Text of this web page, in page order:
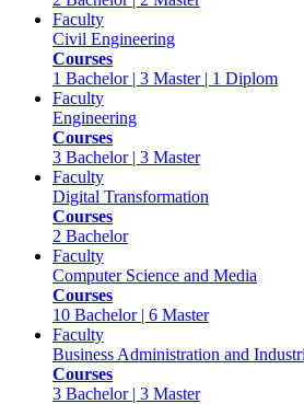
Faculty
Civil Engineering
Courses
1 Bachelor | 3 Master | 1 Diplom
Faculty
Engineering
Courses
3 Bachelor | 3 Master
Faculty
Digital Transformation
Courses
2 Bachelor
Faculty
Computer Science and Media
Courses
10 Bachelor | 6 Master
Faculty
Business Administration and
Courses
3 Bachelor | 3 Master